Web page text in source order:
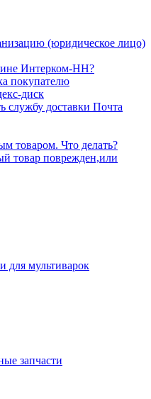
(юридическое лицо)
Интерком-НН?
покупателю
диск
службу доставки Почта
товаром. Что делать?
товар поврежден,или
для мультиварок
запчасти